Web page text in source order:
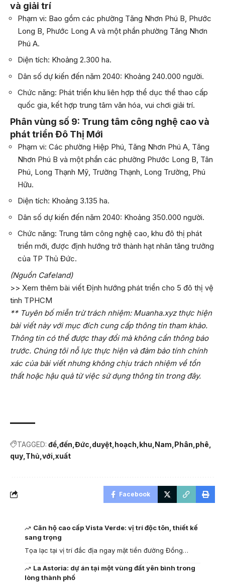
và giải trí
Phạm vi: Bao gồm các phường Tăng Nhơn Phú B, Phước
Long B, Phước Long A và một phần phường Tăng Nhơn
Phú A.
Diện tích: Khoảng 2.300 ha.
Dân số dự kiến đến năm 2040: Khoảng 240.000 người.
Chức năng: Phát triển khu liên hợp thể dục thể thao cấp
quốc gia, kết hợp trung tâm văn hóa, vui chơi giải trí.
Phân vùng số 9: Trung tâm công nghệ cao và
phát triển Đô Thị Mới
Phạm vi: Các phường Hiệp Phú, Tăng Nhơn Phú A, Tăng
Nhơn Phú B và một phần các phường Phước Long B, Tân
Phú, Long Thạnh Mỹ, Trường Thạnh, Long Trường, Phú
Hữu.
Diện tích: Khoảng 3.135 ha.
Dân số dự kiến đến năm 2040: Khoảng 350.000 người.
Chức năng: Trung tâm công nghệ cao, khu đô thị phát
triển mới, được định hướng trở thành hạt nhân tăng trưởng
của TP Thủ Đức.
(Nguồn Cafeland)
>> Xem thêm bài viết Định hướng phát triển cho 5 đô thị vệ
tinh TPHCM
** Tuyên bố miễn trừ trách nhiệm: Muanha.xyz thực hiện
bài viết này với mục đích cung cấp thông tin tham khảo.
Thông tin có thể được thay đổi mà không cần thông báo
trước. Chúng tôi nỗ lực thực hiện và đảm bảo tính chính
xác của bài viết nhưng không chịu trách nhiệm về tổn
thất hoặc hậu quả từ việc sử dụng thông tin trong đây.
TAGGED: để đến Đức duyệt hoạch khu Nam Phân phê
quy Thủ với xuất
Facebook
Căn hộ cao cấp Vista Verde: vị trí độc tôn, thiết kế
sang trọng
Tọa lạc tại vị trí đắc địa ngay mặt tiền đường Đồng…
La Astoria: dự án tại một vùng đất yên bình trong
lòng thành phố